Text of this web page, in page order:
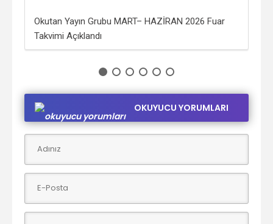
Okutan Yayın Grubu MART– HAZİRAN 2026 Fuar
Takvimi Açıklandı
OKUYUCU YORUMLARI